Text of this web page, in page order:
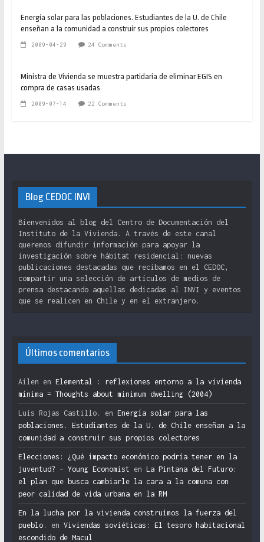
Energía solar para las poblaciones. Estudiantes de la U. de Chile
enseñan a la comunidad a construir sus propios colectores
2009-04-29 24 Comments
Ministra de Vivienda se muestra partidaria de eliminar EGIS en
compra de casas usadas
2009-07-14 22 Comments
Blog CEDOC INVI
Bienvenidos al blog del Centro de Documentación del
Instituto de la Vivienda. A través de este canal
queremos difundir información para apoyar la
investigación sobre hábitat residencial: nuevas
publicaciones destacadas que recibamos en el CEDOC,
compartir una selección de artículos de medios de
prensa destacando aquellas dedicadas al INVI y eventos
que se realicen en Chile y en el extranjero.
Últimos comentarios
Ailen en Elemental : reflexiones entorno a la vivienda
mínima = Thoughts about minimum dwelling (2004)
Luis Rojas Castillo. en Energía solar para las
poblaciones. Estudiantes de la U. de Chile enseñan a la
comunidad a construir sus propios colectores
Elecciones: ¿Qué impacto económico podría tener en la
juventud? – Young Economist en La Pintana del Futuro:
el plan que busca cambiarle la cara a la comuna con
peor calidad de vida urbana en la RM
En la lucha por la vivienda construimos la fuerza del
pueblo.
en Viviendas soviéticas: El tesoro habitacional
escondido de Macul